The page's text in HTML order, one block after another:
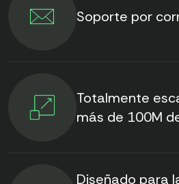
Soporte por
Totalmente
más de 100M
Diseñado para